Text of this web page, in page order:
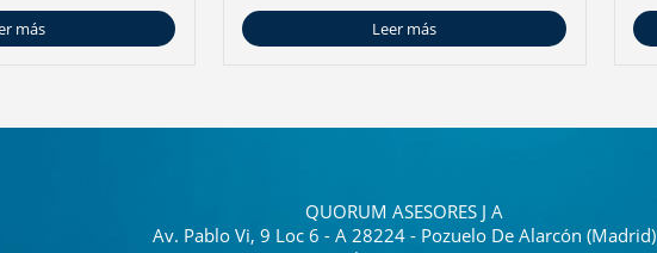
más Leer más
QUORUM ASESORES J A
Av. Pablo Vi, 9 Loc 6 - A 28224 - Pozuelo De Alarcón (Madrid)